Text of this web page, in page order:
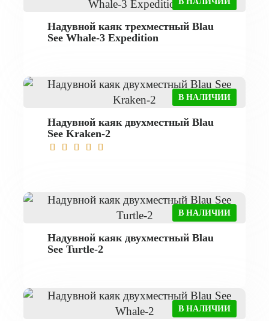
Надувной каяк трехместный Blau
See Whale-3 Expedition
В НАЛИЧИИ
Надувной каяк двухместный Blau
See Kraken-2
В НАЛИЧИИ
Надувной каяк двухместный Blau
See Turtle-2
В НАЛИЧИИ